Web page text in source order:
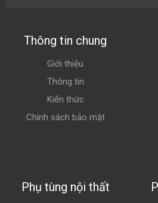
Thông tin chung
Giới thiệu
Thông tin
Kiến thức
Chính sách bảo mật
Phụ tùng nội thất